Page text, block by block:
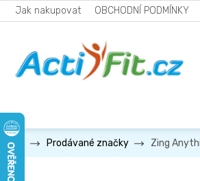
Přejít
na
Jak nakupovat OBCHODNÍ PODMÍNKY
Prodávané značky Zing